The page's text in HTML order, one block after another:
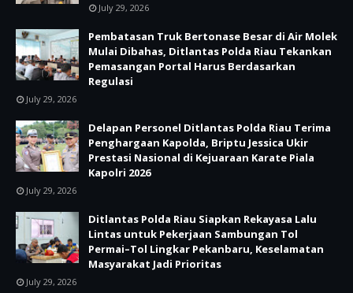
July 29, 2026
Pembatasan Truk Bertonase Besar di Air Molek
Mulai Dibahas, Ditlantas Polda Riau Tekankan
Pemasangan Portal Harus Berdasarkan
Regulasi
July 29, 2026
Delapan Personel Ditlantas Polda Riau Terima
Penghargaan Kapolda, Briptu Jessica Ukir
Prestasi Nasional di Kejuaraan Karate Piala
Kapolri 2026
July 29, 2026
Ditlantas Polda Riau Siapkan Rekayasa Lalu
Lintas untuk Pekerjaan Sambungan Tol
Permai–Tol Lingkar Pekanbaru, Keselamatan
Masyarakat Jadi Prioritas
July 29, 2026